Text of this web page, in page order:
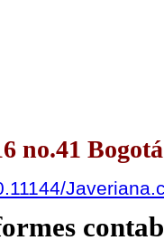
no.41